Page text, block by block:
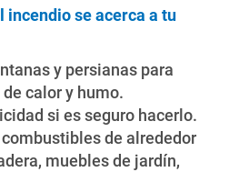
incendio se acerca a tu
y persianas para
calor y humo.
si es seguro hacerlo.
de alrededor
muebles de jardín,